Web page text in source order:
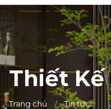
Thiết Kế
Trang chủ Tin tức